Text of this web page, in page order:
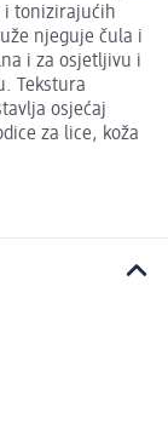
i tonizirajućih
njeguje čula i
i za osjetljivu i
Tekstura
osjećaj
za lice, koža